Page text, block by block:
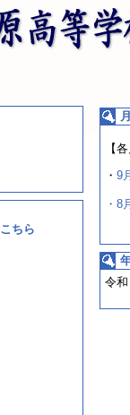
こちら
【
・ 9
・8
令